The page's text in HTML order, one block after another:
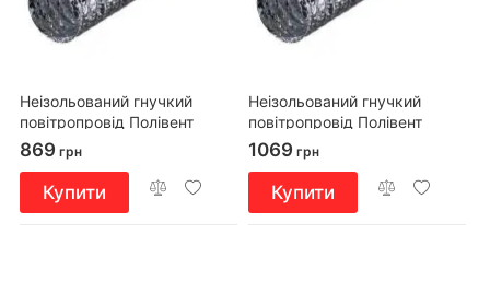
Неізольований гнучкий
повітропровід Полівент
605М0/152/6
869 грн
Купити
Неізольований гнучкий
повітропровід Полівент
605М0/102/10
1069 грн
Купити